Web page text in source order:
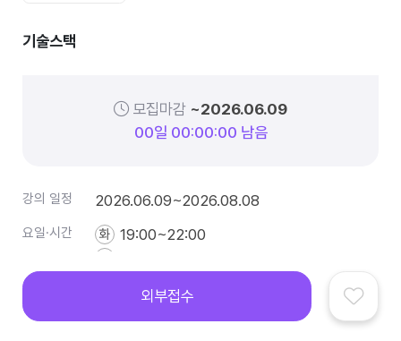
기술스택
외부접수
모집마감 ~2026.06.09
00일 00:00:00 남음
강의 일정 2026.06.09~2026.08.08
요일·시간 화 19:00~22:00
모집 정원
전체메뉴 국비지원 부트캠프 IT아티클 커뮤니티 로그인